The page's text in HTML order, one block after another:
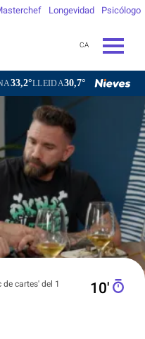
Longevidad Psicólogo
CA
TARRAGONA30,0°TORTOSA
cartes' del 1
10′